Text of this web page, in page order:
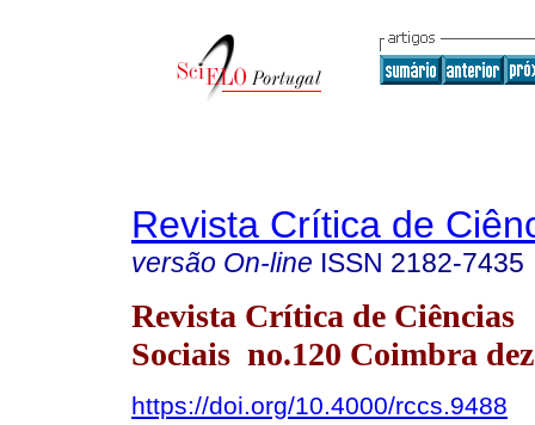
Revista Crítica de
versão On-line ISSN 2182-7435
Revista Crítica de Ciências
Sociais no.120 Coimbra
https://doi.org/10.4000/rccs.9488